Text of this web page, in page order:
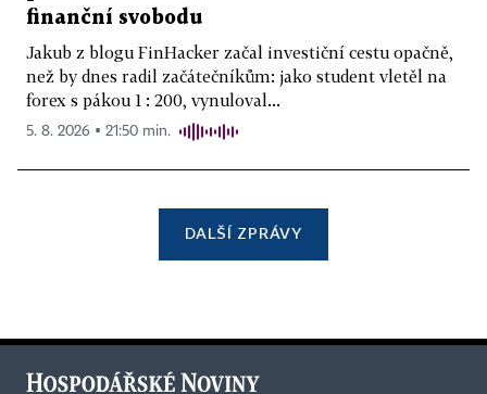
finanční svobodu
Jakub z blogu FinHacker začal investiční cestu opačně,
než by dnes radil začátečníkům: jako student vletěl na
forex s pákou 1 : 200, vynuloval...
5. 8. 2026 ▪ 21:50 min.
DALŠÍ ZPRÁVY